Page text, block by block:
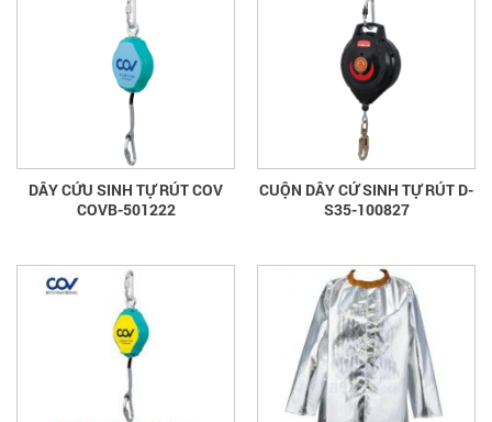
DÂY CỨU SINH TỰ RÚT COV
COVB-501222
CUỘN DÂY CỨ SINH TỰ RÚT D-
S35-100827